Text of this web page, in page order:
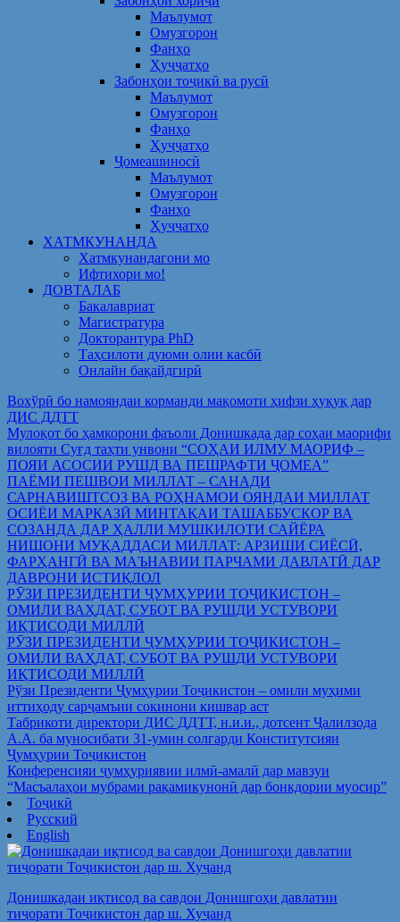
Маълумот
Омузгорон
Фанҳо
Ҳуҷҷатҳо
Забонҳои тоҷикӣ ва русӣ
Маълумот
Омузгорон
Фанҳо
Ҳуҷҷатҳо
Ҷомеашиносӣ
Маълумот
Омузгорон
Фанҳо
Ҳуҷҷатҳо
ХАТМКУНАНДА
Хатмкунандагони мо
Ифтихори мо!
ДОВТАЛАБ
Бакалавриат
Магистратура
Докторантура PhD
Таҳсилоти дуюми олии касбӣ
Онлайн бақайдгирӣ
Вохўрӣ бо намояндаи корманди мақомоти ҳифзи ҳуқуқ дар
ДИС ДДТТ
Мулоқот бо ҳамкорони фаъоли Донишкада дар соҳаи маорифи
вилояти Суғд таҳти унвони “СОҲАИ ИЛМУ МАОРИФ –
ПОЯИ АСОСИИ РУШД ВА ПЕШРАФТИ ҶОМЕА”
ПАЁМИ ПЕШВОИ МИЛЛАТ – САНАДИ
САРНАВИШТСОЗ ВА РОҲНАМОИ ОЯНДАИ МИЛЛАТ
ОСИЁИ МАРКАЗӢ МИНТАҚАИ ТАШАББУСКОР ВА
СОЗАНДА ДАР ҲАЛЛИ МУШКИЛОТИ САЙЁРА
НИШОНИ МУҚАДДАСИ МИЛЛАТ: АРЗИШИ СИЁСӢ,
ФАРҲАНГӢ ВА МАЪНАВИИ ПАРЧАМИ ДАВЛАТӢ ДАР
ДАВРОНИ ИСТИҚЛОЛ
РӮЗИ ПРЕЗИДЕНТИ ҶУМҲУРИИ ТОҶИКИСТОН –
ОМИЛИ ВАҲДАТ, СУБОТ ВА РУШДИ УСТУВОРИ
ИҚТИСОДИ МИЛЛӢ
РӮЗИ ПРЕЗИДЕНТИ ҶУМҲУРИИ ТОҶИКИСТОН –
ОМИЛИ ВАҲДАТ, СУБОТ ВА РУШДИ УСТУВОРИ
ИҚТИСОДИ МИЛЛӢ
Рўзи Президенти Ҷумҳурии Тоҷикистон – омили муҳими
иттиҳоду сарҷамъии сокинони кишвар аст
Табрикоти директори ДИС ДДТТ, н.и.и., дотсент Ҷалилзода
А.А. ба муносибати 31-умин солгарди Конститутсияи
Ҷумҳурии Тоҷикистон
Конференсияи ҷумҳуриявии илмӣ-амалӣ дар мавзуи
“Масъалаҳои мубрами рақамикунонӣ дар бонкдории муосир”
Тоҷикӣ
Русский
English
Донишкадаи иқтисод ва савдои Донишгоҳи давлатии
тиҷорати Тоҷикистон дар ш. Хуҷанд